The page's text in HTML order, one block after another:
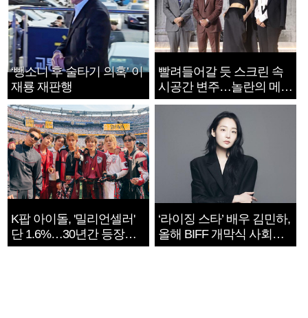
‘뺑소니 후 술타기 의혹’ 이
재룡 재판행
빨려들어갈 듯 스크린 속
시공간 변주…놀란의 메시
지는 ‘전쟁 속죄’
K팝 아이돌, '밀리언셀러'
단 1.6%…30년간 등장
1182개팀 전수조사
‘라이징 스타’ 배우 김민하,
올해 BIFF 개막식 사회자
확정